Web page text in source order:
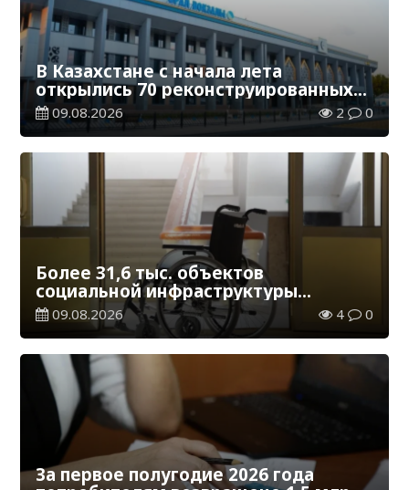
В Казахстане с начала лета
открылись 70 реконструированных
железнодорожных вокзалов
09.08.2026 2 0
Более 31,6 тыс. объектов
социальной инфраструктуры
адаптированы для лиц с
инвалидностью
09.08.2026 4 0
За первое полугодие 2026 года